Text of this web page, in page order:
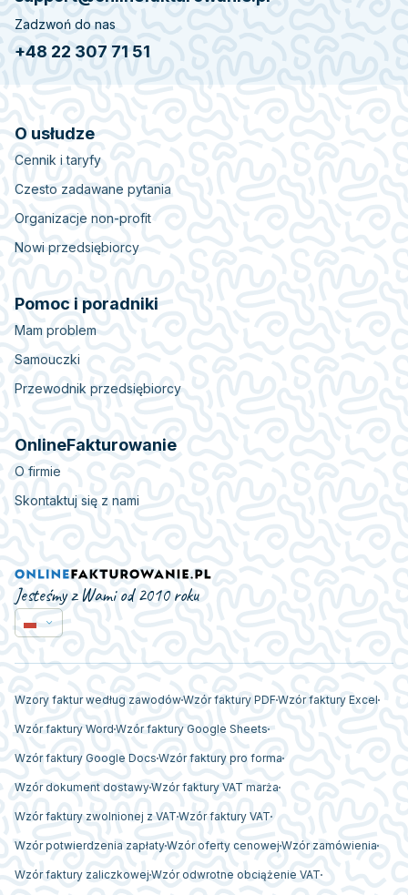
Zadzwoń do nas
+48 22 307 71 51
O usłudze
Cennik i taryfy
Czesto zadawane pytania
Organizacje non-profit
Nowi przedsiębiorcy
Pomoc i poradniki
Mam problem
Samouczki
Przewodnik przedsiębiorcy
OnlineFakturowanie
O firmie
Skontaktuj się z nami
Jesteśmy z Wami od 2010 roku
Wzory faktur według zawodówWzór faktury PDF Wzór faktury Excel
Wzór faktury Word Wzór faktury Google Sheets
Wzór faktury Google Docs Wzór faktury pro forma
Wzór dokument dostawyWzór faktury VAT marża
Wzór faktury zwolnionej z VAT Wzór faktury VAT
Wzór potwierdzenia zapłatyWzór oferty cenowej Wzór zamówienia
Wzór faktury zaliczkowej Wzór odwrotne obciążenie VAT